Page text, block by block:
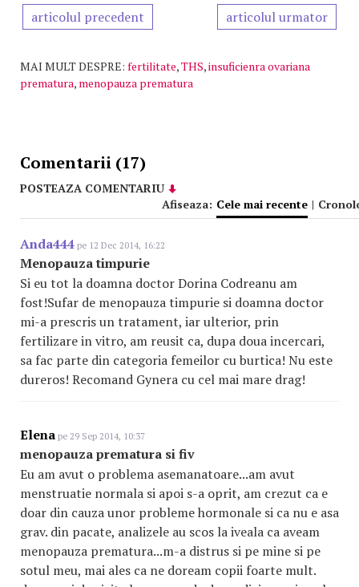
articolul precedent articolul urmator
MAI MULT DESPRE: fertilitate,THS,insuficienra ovariana
prematura, menopauza prematura
Comentarii (17)
POSTEAZA COMENTARIU
Afiseaza: Cele mai recente |
Anda444 pe 12 Dec 2014, 16:22
Menopauza timpurie
Si eu tot la doamna doctor Dorina Codreanu am
fost!Sufar de menopauza timpurie si doamna doctor
mi-a prescris un tratament, iar ulterior, prin
fertilizare in vitro, am reusit ca, dupa doua incercari,
sa fac parte din categoria femeilor cu burtica! Nu este
dureros! Recomand Gynera cu cel mai mare drag!
Elena pe 29 Sep 2014, 10:37
menopauza prematura si fiv
Eu am avut o problema asemanatoare...am avut
menstruatie normala si apoi s-a oprit, am crezut ca e
doar din cauza unor probleme hormonale si ca nu e asa
grav. din pacate, analizele au scos la iveala ca aveam
menopauza prematura...m-a distrus si pe mine si pe
sotul meu, mai ales ca ne doream copii foarte mult.